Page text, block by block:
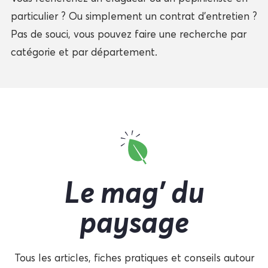
particulier ? Ou simplement un contrat d'entretien ?
Pas de souci, vous pouvez faire une recherche par
catégorie et par département.
Le mag' du
paysage
Tous les articles, fiches pratiques et conseils autour